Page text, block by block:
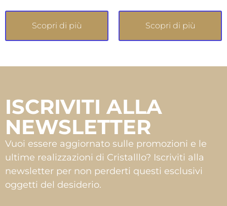
Scopri di più Scopri di più
ISCRIVITI ALLA
NEWSLETTER
Vuoi essere aggiornato sulle promozioni e le
ultime realizzazioni di Cristalllo? Iscriviti alla
newsletter per non perderti questi esclusivi
oggetti del desiderio.